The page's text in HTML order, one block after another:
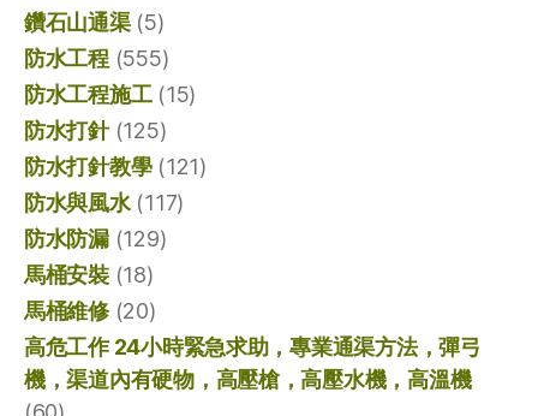
鑽石山通渠(5)
防水工程(555)
防水工程施工(15)
防水打針(125)
防水打針教學(121)
防水與風水(117)
防水防漏(129)
馬桶安裝(18)
馬桶維修(20)
高危工作 24小時緊急求助，專業通渠方法，彈弓
機，渠道內有硬物，高壓槍，高壓水機，高溫機